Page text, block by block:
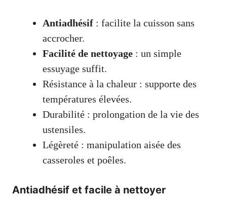
Antiadhésif : facilite la cuisson sans
accrocher.
Facilité de nettoyage : un simple
essuyage suffit.
Résistance à la chaleur : supporte des
températures élevées.
Durabilité : prolongation de la vie des
ustensiles.
Légèreté : manipulation aisée des
casseroles et poêles.
Antiadhésif et facile à nettoyer